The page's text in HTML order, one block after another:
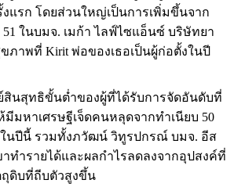
แรก โดยส่วนใหญ่เป็นการเพิ่มขึ้นจาก
ในบมจ. เมก้า ไลฟ์ไซแอ็นซ์ บริษัทยา
าพที่ Kirit พ่อของเธอเป็นผู้ก่อตั้งในปี
สินสุทธิขั้นต่ำของผู้ที่ได้รับการจัดอันดับที่
มีมหาเศรษฐีเจ็ดคนหลุดจากทำเนียบ 50
ในปีนี้ รวมทั้งภวัฒน์ วิทูรปกรณ์ บมจ. อีส
าทำรายได้และผลกำไรลดลงจากอุปสงค์ที่
ดิบที่ถีบตัวสูงขึ้น